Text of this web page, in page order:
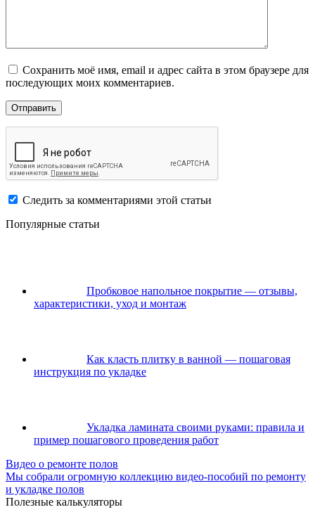
Сохранить моё имя, email и адрес сайта в этом браузере для
последующих моих комментариев.
Следить за комментариями этой статьи
Популярные статьи
Пробковое напольное покрытие — отзывы,
характеристики, уход и монтаж
Как класть плитку в ванной — пошаговая
инструкция по укладке
Укладка ламината своими руками: правила и
пример пошагового проведения работ
Видео о ремонте полов
Мы собрали огромную коллекцию видео-пособий по ремонту
и укладке полов
Полезные калькуляторы